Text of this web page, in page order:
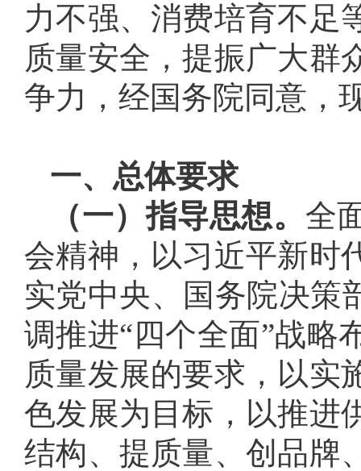
力不强、消费培育不足
质量安全，提振广大群
争力，经国务院同意，
一、总体要求
（一）指导思想。 全
会精神，以习近平新时
实党中央、国务院决策
调推进“四个全面”战略
质量发展的要求，以实
色发展为目标，以推进
结构、提质量、创品牌